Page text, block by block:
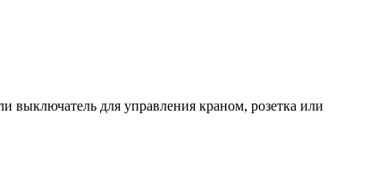
выключатель для управления краном, розетка или